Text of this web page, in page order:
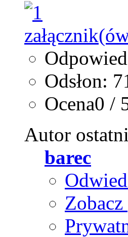
Odsłon:
Ocena0 /
Autor
barec